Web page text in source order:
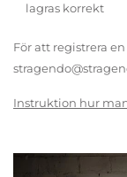
lagras korrekt
För att registrera
Instruktion hur